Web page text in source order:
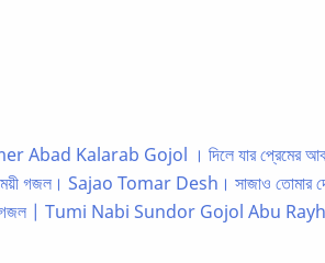
Abad Kalarab Gojol । দিলে যার প্রেমের
গজল। Sajao Tomar Desh। সাজাও
গজল | Tumi Nabi Sundor Gojol Abu